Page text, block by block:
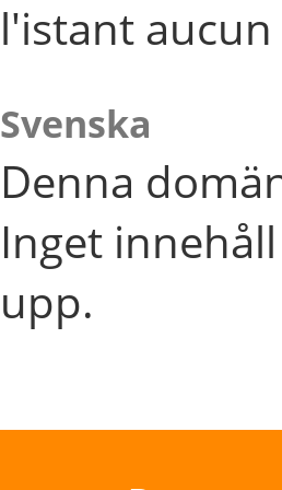
l'istant
Svenska
Denna
Inget
upp.